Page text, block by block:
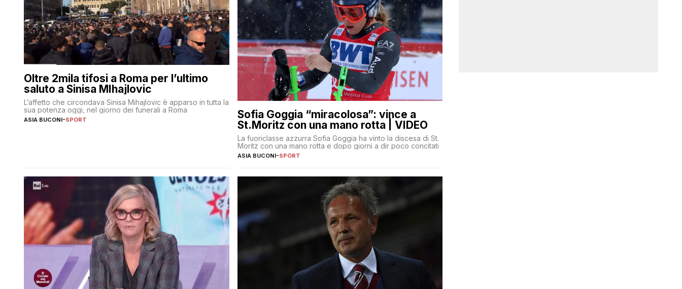
Oltre 2mila tifosi a Roma per l’ultimo
saluto a Sinisa MIhajlovic
L’affetto che circondava Sinisa Mihajlovic è apparso in tutta la
sua potenza oggi, nel giorno dei funerali a Roma
ASIA BUCONI-SPORT
Sofia Goggia “miracolosa”: vince a
St.Moritz con una mano rotta | VIDEO
La fuoriclasse azzurra Sofia Goggia ha vinto la discesa di St.
Moritz con una mano rotta e dopo giorni a dir poco concitati
ASIA BUCONI-SPORT